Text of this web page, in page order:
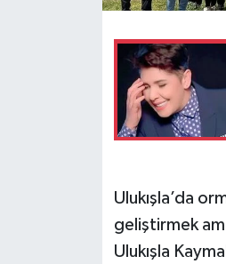
Ulukışla’da
geliştirmek
Ulukışla